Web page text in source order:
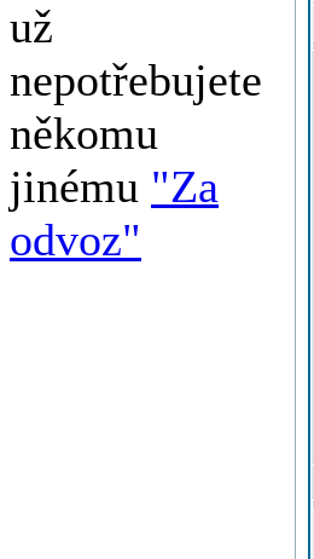
už
nepotřebujete
někomu
jinému "Za
odvoz"